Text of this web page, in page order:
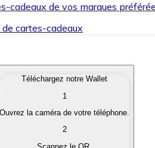
cadeaux de vos marques
cartes-cadeaux
qui vous intéressent
en monnaie
Téléchargez notre Wallet
1
Ouvrez la caméra de votre téléphone.
2